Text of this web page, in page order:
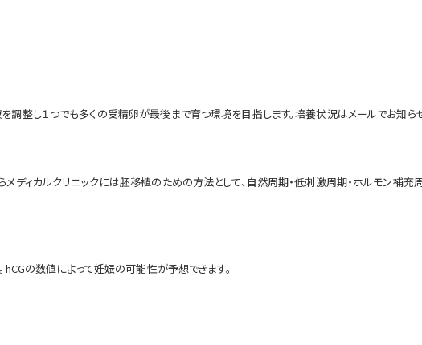
整し１つでも多くの受精卵が最後まで育つ環境を目指します。培養状況はメールでお知らせ
ディカルクリニックには胚移植のための方法として、自然周期・低刺激周期・ホルモン補
の数値によって妊娠の可能性が予想できます。